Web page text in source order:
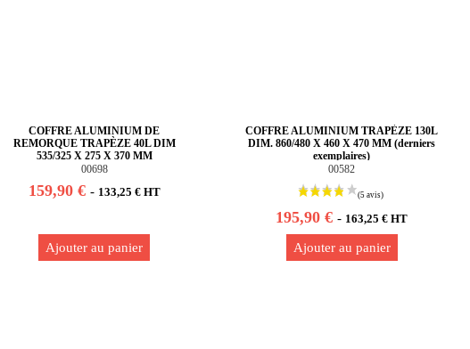
COFFRE ALUMINIUM DE
REMORQUE TRAPÈZE 40L DIM
535/325 X 275 X 370 MM
00698
159,90 € - 133,25 € HT
Ajouter au panier
COFFRE ALUMINIUM TRAPÈZE 130L
DIM. 860/480 X 460 X 470 MM (derniers
exemplaires)
00582
195,90 €- 163,25 € HT
Ajouter au panier